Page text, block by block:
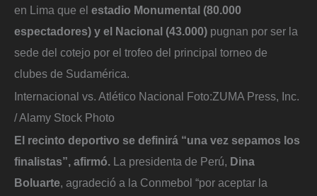
en Lima que el estadio Monumental (80.000
espectadores) y el Nacional (43.000) pugnan por ser la
sede del cotejo por el trofeo del principal torneo de
clubes de Sudamérica.
Internacional vs. Atlético Nacional Foto:ZUMA Press, Inc.
/ Alamy Stock Photo
El recinto deportivo se definirá “una vez sepamos los
finalistas”, afirmó. La presidenta de Perú, Dina
Boluarte, agradeció a la Conmebol “por aceptar la